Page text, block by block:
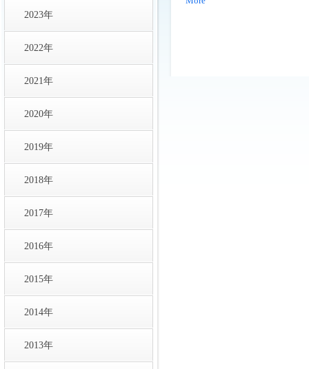
2023年
2022年
2021年
2020年
2019年
2018年
2017年
2016年
2015年
2014年
2013年